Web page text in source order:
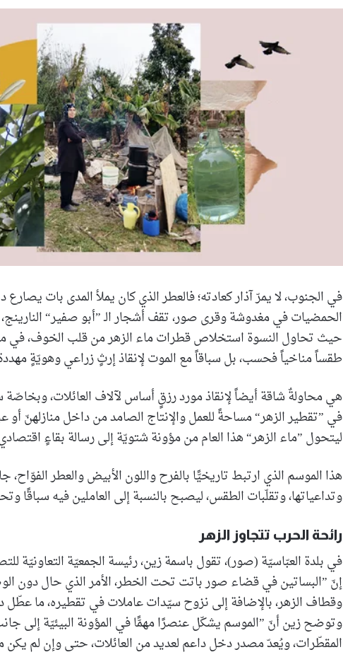
في الجنوب، لا يمرّ آذار كعادته؛ فالعطر الذي كان يملأ المدى بات
الحمضيات في مغدوشة وقرى صور، تقف أشجار الـ ”أبو صفير“
حيث تحاول النسوة استخلاص قطرات ماء الزهر من قلب الخوف، في
طقساً مناخياً فحسب، بل سباقاً مع الموت لإنقاذ إرثٍ زراعي وهويّةٍ
هي محاولةٌ شاقة أيضاً لإنقاذ مورد رزقٍ أساس لآلاف العائلات،
في ”تقطير الزهر“ مساحةً للعمل والإنتاج الصامد من داخل منازلهنّ أو
ليتحول ”ماء الزهر“ هذا العام من مؤونة شتويّة إلى رسالة بقاءٍ
هذا الموسم الذي ارتبط تاريخيًّا بالفرح واللون الأبيض والعطر الفوّاح،
وتداعياتها، وتقلّبات الطقس، ليصبح بالنسبة إلى العاملين فيه سباقًا
رائحة الحرب تتجاوز الزهر
في بلدة العبّاسيّة (صور)، تقول باسمة زين، رئيسة الجمعيّة التعاونيّة
إنّ ”البساتين في قضاء صور باتت تحت الخطر، الأمر الذي حال دون
وقطاف الزهر، بالإضافة إلى نزوح سيّدات عاملات في تقطيره، ما عطّل
وتوضح زين أنّ ”الموسم يشكّل عنصرًا مهمًّا في المؤونة البيئيّة إلى
المقطّرات، ويُعدّ مصدر دخل داعم لعديد من العائلات، حتى وإن لم يكن